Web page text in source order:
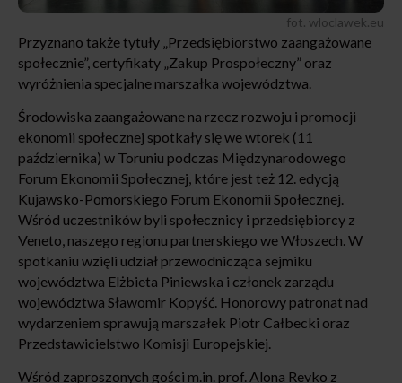
fot. wloclawek.eu
Przyznano także tytuły „Przedsiębiorstwo zaangażowane
społecznie”, certyfikaty „Zakup Prospołeczny” oraz
wyróżnienia specjalne marszałka województwa.
Środowiska zaangażowane na rzecz rozwoju i promocji
ekonomii społecznej spotkały się we wtorek (11
października) w Toruniu podczas Międzynarodowego
Forum Ekonomii Społecznej, które jest też 12. edycją
Kujawsko-Pomorskiego Forum Ekonomii Społecznej.
Wśród uczestników byli społecznicy i przedsiębiorcy z
Veneto, naszego regionu partnerskiego we Włoszech. W
spotkaniu wzięli udział przewodnicząca sejmiku
województwa Elżbieta Piniewska i członek zarządu
województwa Sławomir Kopyść. Honorowy patronat nad
wydarzeniem sprawują marszałek Piotr Całbecki oraz
Przedstawicielstwo Komisji Europejskiej.
Wśród zaproszonych gości m.in. prof. Alona Revko z